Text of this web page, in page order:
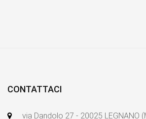
CONTATTACI
via Dandolo 27 - 20025 LEGNANO